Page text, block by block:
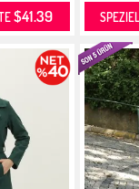
$41.39